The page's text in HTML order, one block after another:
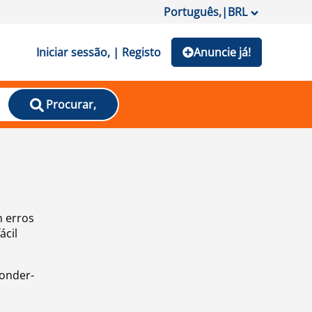
Português,|BRL
Iniciar sessão, | Registo Anuncie já!
Procurar,
erros